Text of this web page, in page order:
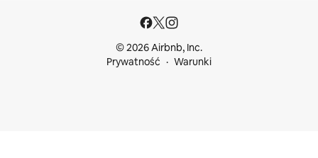
© 2026 Airbnb, Inc.
Prywatność
Warunki